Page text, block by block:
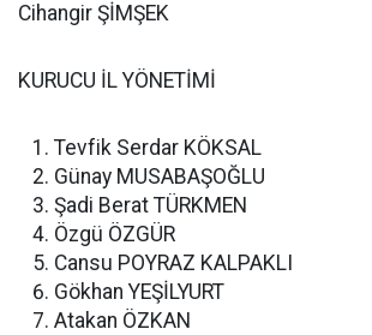
Cihangir ŞİMŞEK
KURUCU İL YÖNETİMİ
Tevfik Serdar KÖKSAL
Günay MUSABAŞOĞLU
Şadi Berat TÜRKMEN
Özgü ÖZGÜR
Cansu POYRAZ KALPAKLI
Gökhan YEŞİLYURT
Atakan ÖZKAN